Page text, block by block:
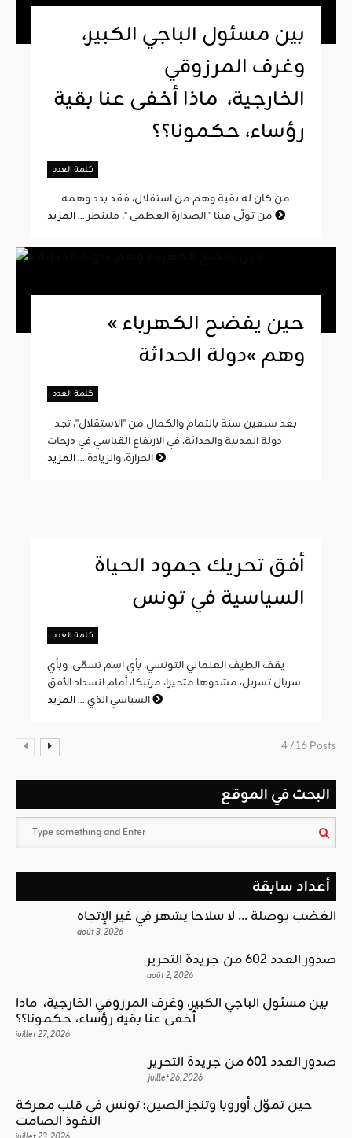
بين مسئول الباجي الكبير،
وغرف المرزوقي
الخارجية، ماذا أخفى عنا بقية
رؤساء، حكمونا؟؟
كلمة العدد
من تولّى فينا " الصدارة العظمى "، فلينظر ...
« حين يفضح الكهرباء
وهم »دولة الحداثة
كلمة العدد
دولة المدنية والحداثة، في الارتفاع القياسي في درجات
الحرارة، والزيادة ...
أفق تحريك جمود الحياة
السياسية في تونس
كلمة العدد
يقف الطيف العلماني التونسي، بأي اسم تسمّى، وبأي
سربال تسربل، مشدوها متحيرا، مرتبكا، أمام انسداد الأفق
السياسي الذي ...
4 / 16 Posts
البحث في الموقع
أعداد سابقة
الغضب بوصلة … لا سلاحا يشهر في غير الإتجاه
août 3, 2026
صدور العدد 602 من جريدة التحرير
août 2, 2026
بين مسئول الباجي الكبير، وغرف المرزوقي الخارجية، ماذا
أخفى عنا بقية رؤساء، حكمونا؟؟
juillet 27, 2026
صدور العدد 601 من جريدة التحرير
juillet 26, 2026
حين تموّل أوروبا وتنجز الصين: تونس في قلب معركة
النفوذ الصامت